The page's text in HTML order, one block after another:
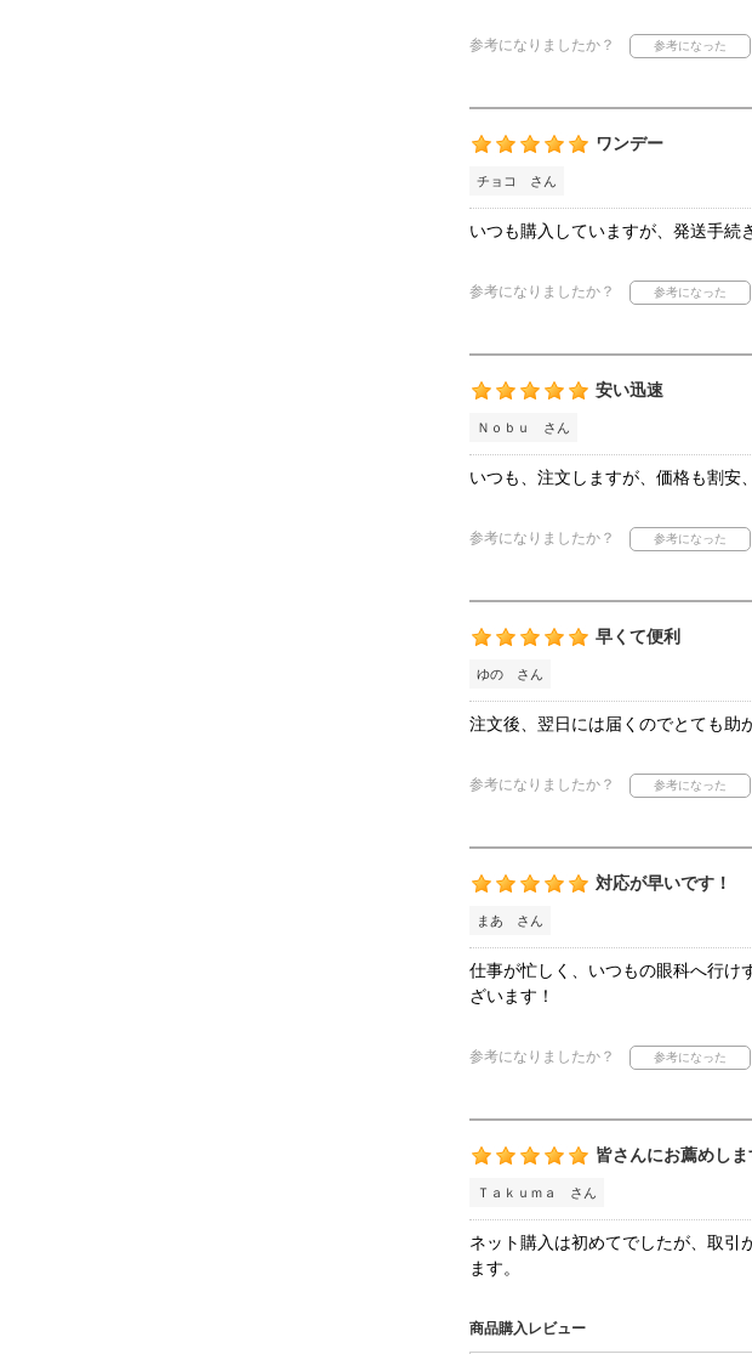
参考になりましたか？
ワンデー
チョコ さん
いつも購入していますが、発送手続
参考になりましたか？
安い迅速
Ｎｏｂｕ さん
いつも、注文しますが、価格も割安
参考になりましたか？
早くて便利
ゆの さん
注文後、翌日には届くのでとても助
参考になりましたか？
対応が早いです！
まあ さん
仕事が忙しく、いつもの眼科へ行け
ざいます！
参考になりましたか？
皆さんにお薦めしま
Ｔａｋｕｍａ さん
ネット購入は初めてでしたが、取引
ます。
商品購入レビュー